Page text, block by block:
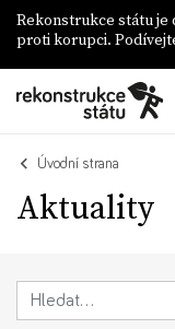
Rekonstrukce státu je
proti korupci.
Úvodní strana
Aktuality